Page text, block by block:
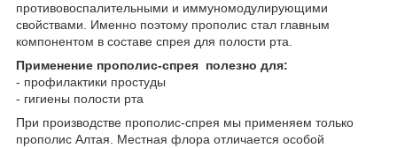
противовоспалительными и иммуномодулирующими
свойствами. Именно поэтому прополис стал главным
компонентом в составе спрея для полости рта.
Применение прополис-спрея полезно для:
- профилактики простуды
- гигиены полости рта
При производстве прополис-спрея мы применяем только
прополис Алтая. Местная флора отличается особой